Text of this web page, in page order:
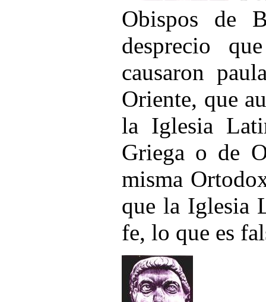
Obispos de
desprecio
causaron
Oriente, que
la Iglesia
Griega o de
misma
que la Iglesia
fe, lo que es